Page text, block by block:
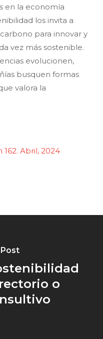
en la economía
los invita a
para innovar y
vez más sostenible.
evolucionen,
busquen formas
valora la
162. Abril, 2024
o